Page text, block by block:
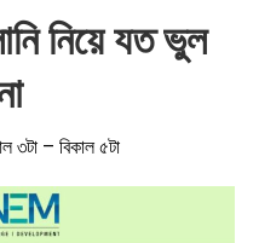
নিয়ে যত ভুল
– বিকাল ৫টা